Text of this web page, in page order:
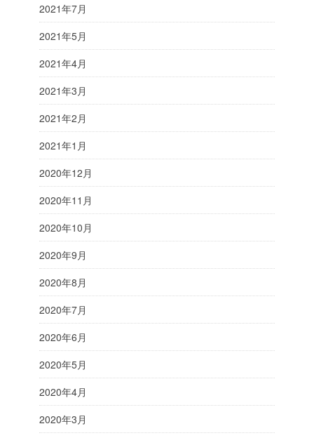
2021年7月
2021年5月
2021年4月
2021年3月
2021年2月
2021年1月
2020年12月
2020年11月
2020年10月
2020年9月
2020年8月
2020年7月
2020年6月
2020年5月
2020年4月
2020年3月